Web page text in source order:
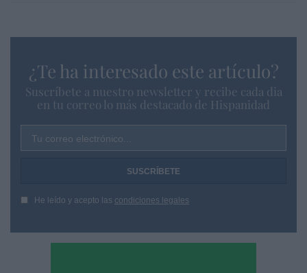
¿Te ha interesado este artículo?
Suscríbete a nuestro newsletter y recibe cada dia
en tu correo lo más destacado de Hispanidad
Tu correo electrónico...
He leído y acepto las condiciones legales